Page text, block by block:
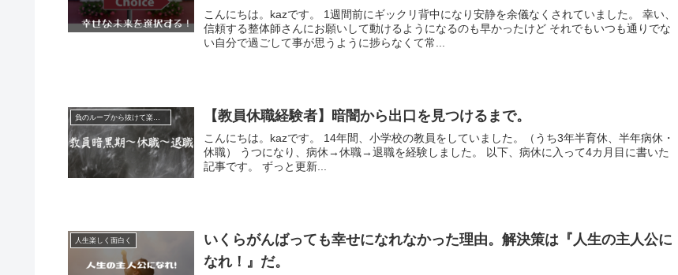
こんにちは。kazです。 1週間前にギックリ背中になり安静を余儀なくされていました。 幸い、
信頼する整体師さんにお願いして動けるようになるのも早かったけど それでもいつも通りでな
い自分で過ごして事が思うように捗らなくて常...
負のループから抜けて楽になる 【教員休職経験者】暗闇から出口を見つけるまで。
こんにちは。kazです。 14年間、小学校の教員をしていました。（うち3年半育休、半年病休・
休職） うつになり、病休→休職→退職を経験しました。 以下、病休に入って4カ月目に書いた
記事です。 ずっと更新...
人生楽しく面白く
いくらがんばっても幸せになれなかった理由。解決策は『人生の主人公に
なれ！』だ。